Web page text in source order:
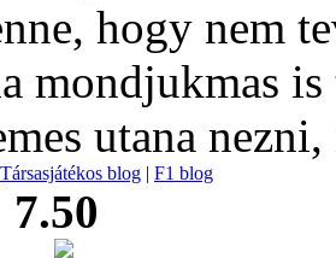
hogy nem
mondjukmas
utana nezni,
Társasjátékos blog | F1 blog
7.50